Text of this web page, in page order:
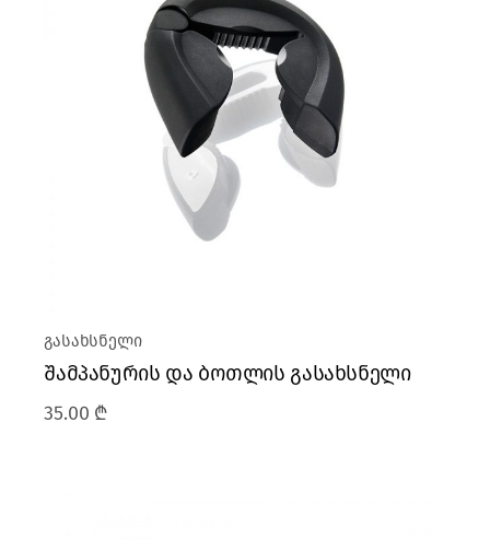
გასახსნელი
შამპანურის და ბოთლის გასახსნელი
35.00 ₾